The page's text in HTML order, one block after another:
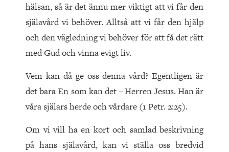
hälsan, så är det ännu mer viktigt att vi får den
själavård vi behöver. Alltså att vi får den hjälp
och den vägledning vi behöver för att få det rätt
med Gud och vinna evigt liv.
Vem kan då ge oss denna vård? Egentligen är
det bara En som kan det – Herren Jesus. Han är
våra själars herde och vårdare (1 Petr. 2:25).
Om vi vill ha en kort och samlad beskrivning
på hans själavård, kan vi ställa oss bredvid